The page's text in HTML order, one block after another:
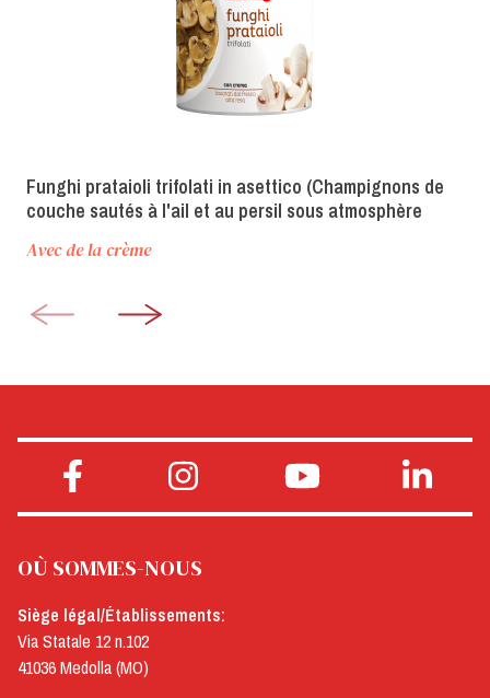
Funghi prataioli trifolati in asettico (Champignons de
couche sautés à l'ail et au persil sous atmosphère
Avec de la crème
OÙ SOMMES-NOUS
Siège légal/Établissements:
Via Statale 12 n.102
41036 Medolla (MO)